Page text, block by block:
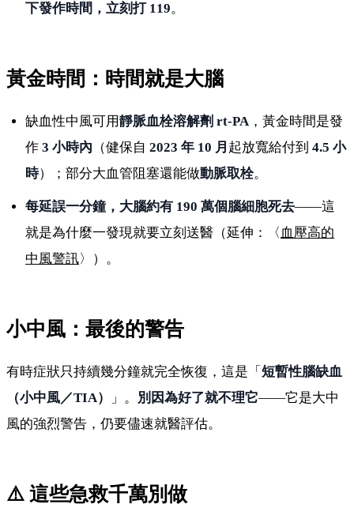
下發作時間，立刻打 119。
黃金時間：時間就是大腦
缺血性中風可用靜脈血栓溶解劑 rt-PA，黃金時間是發
作3 小時內 （健保自2023 年 10 月 起放寬給付到4.5 小
時）；部分大血管阻塞還能做動脈取栓。
每延誤一分鐘，大腦約有 190 萬個腦細胞死去——這
就是為什麼一發現就要立刻送醫（延伸：〈 血壓高的
中風警訊〉）。
小中風：最後的警告
有時症狀只持續幾分鐘就完全恢復，這是「 短暫性腦缺血
（小中風／TIA）
」。 別因為好了就不理它——它是大中
風的強烈警告，仍要儘速就醫評估。
⚠️ 這些急救千萬別做